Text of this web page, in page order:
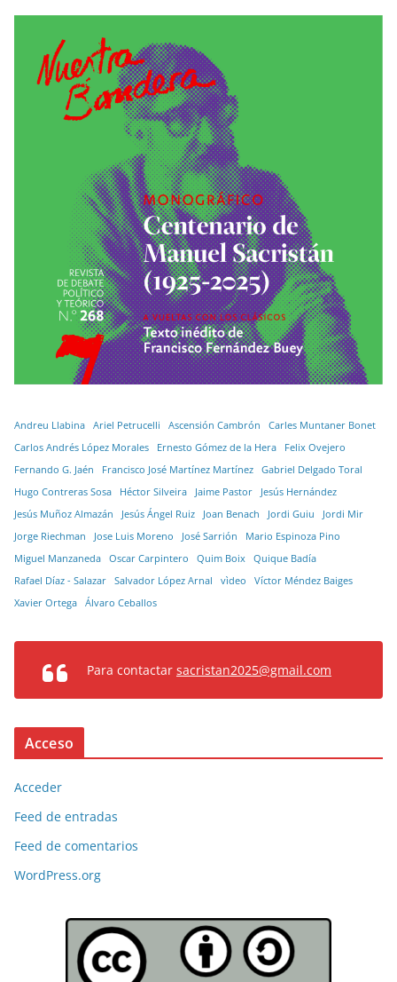
Andreu Llabina Ariel Petrucelli Ascensión Cambrón
Carles Muntaner Bonet
Carlos Andrés López Morales
Ernesto Gómez de la Hera
Felix Ovejero
Fernando G. Jaén
Francisco José Martínez Martínez
Gabriel Delgado Toral
Hugo Contreras Sosa
Héctor Silveira Jaime Pastor
Jesús Hernández
Jesús Muñoz Almazán
Jesús Ángel Ruiz Joan Benach Jordi Guiu
Jordi Mir
Jorge Riechman
Jose Luis Moreno José Sarrión
Mario Espinoza Pino
Miguel Manzaneda
Oscar Carpintero Quim Boix
Quique Badía
Rafael Díaz - Salazar
Salvador López Arnal vìdeo
Víctor Méndez Baiges
Xavier Ortega
Álvaro Ceballos
Para contactar sacristan2025@gmail.com
Acceso
Acceder
Feed de entradas
Feed de comentarios
WordPress.org